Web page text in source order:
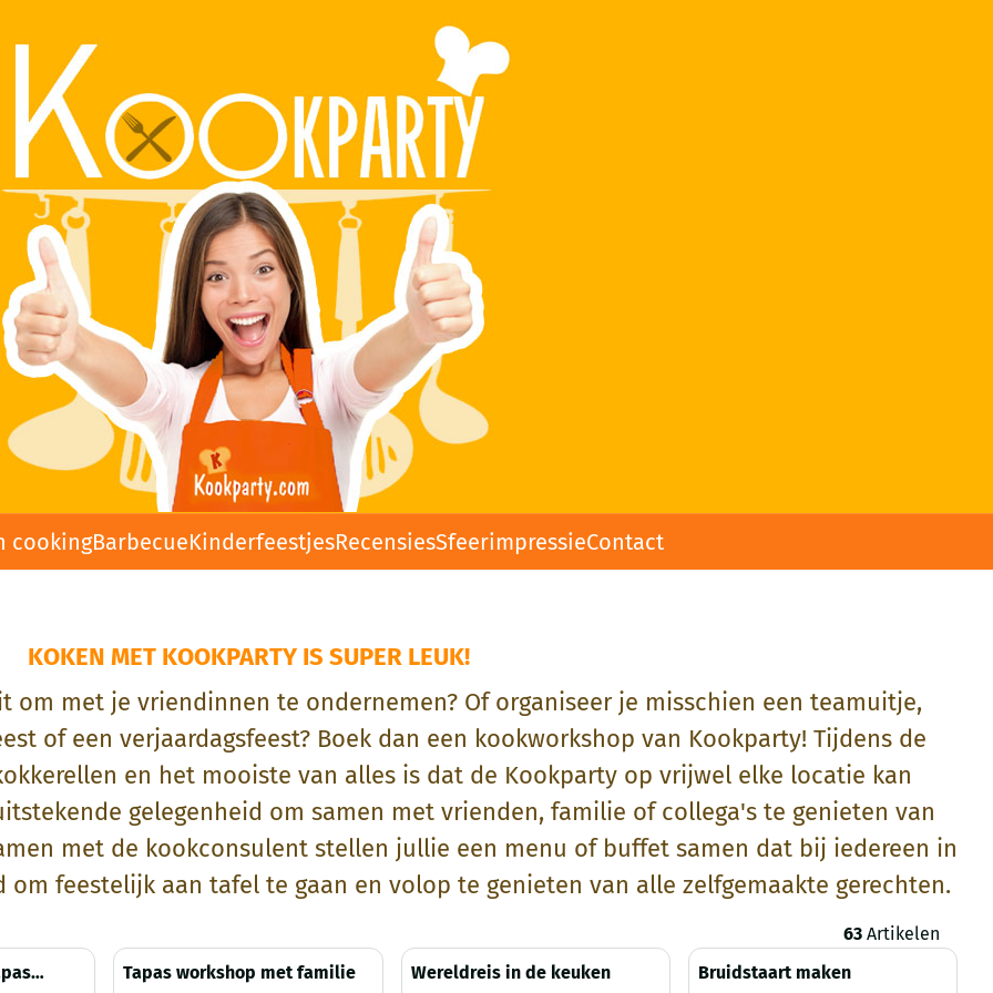
cookingBarbecueKinderfeestjesRecensiesSfeerimpressieContact
KOKEN MET KOOKPARTY IS SUPER LEUK!
om met je vriendinnen te ondernemen? Of organiseer je misschien een teamuitje,
of een verjaardagsfeest? Boek dan een kookworkshop van Kookparty! Tijdens de
en het mooiste van alles is dat de Kookparty op vrijwel elke locatie kan
gelegenheid om samen met vrienden, familie of collega's te genieten van
met de kookconsulent stellen jullie een menu of buffet samen dat bij iedereen in
om feestelijk aan tafel te gaan en volop te genieten van alle zelfgemaakte gerechten.
63 Artikelen
Tapas workshop met familie Wereldreis in de keuken Bruidstaart maken